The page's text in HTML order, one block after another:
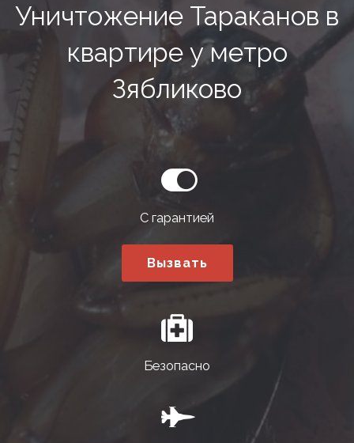
Уничтожение Тараканов в
квартире у метро
Зябликово
С гарантией
Вызвать
Безопасно